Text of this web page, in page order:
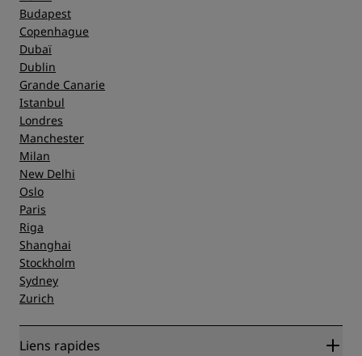
Budapest
Copenhague
Dubaï
Dublin
Grande Canarie
Istanbul
Londres
Manchester
Milan
New Delhi
Oslo
Paris
Riga
Shanghai
Stockholm
Sydney
Zurich
Liens rapides